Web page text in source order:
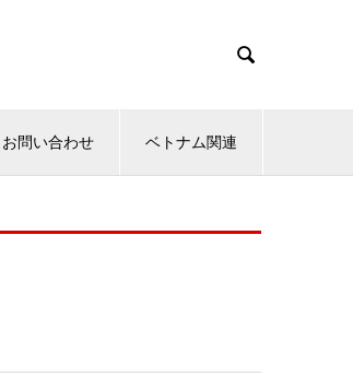

お問い合わせ ベトナム関連